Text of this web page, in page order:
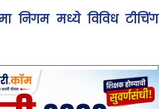
निगम मध्ये विविध टीचिंग